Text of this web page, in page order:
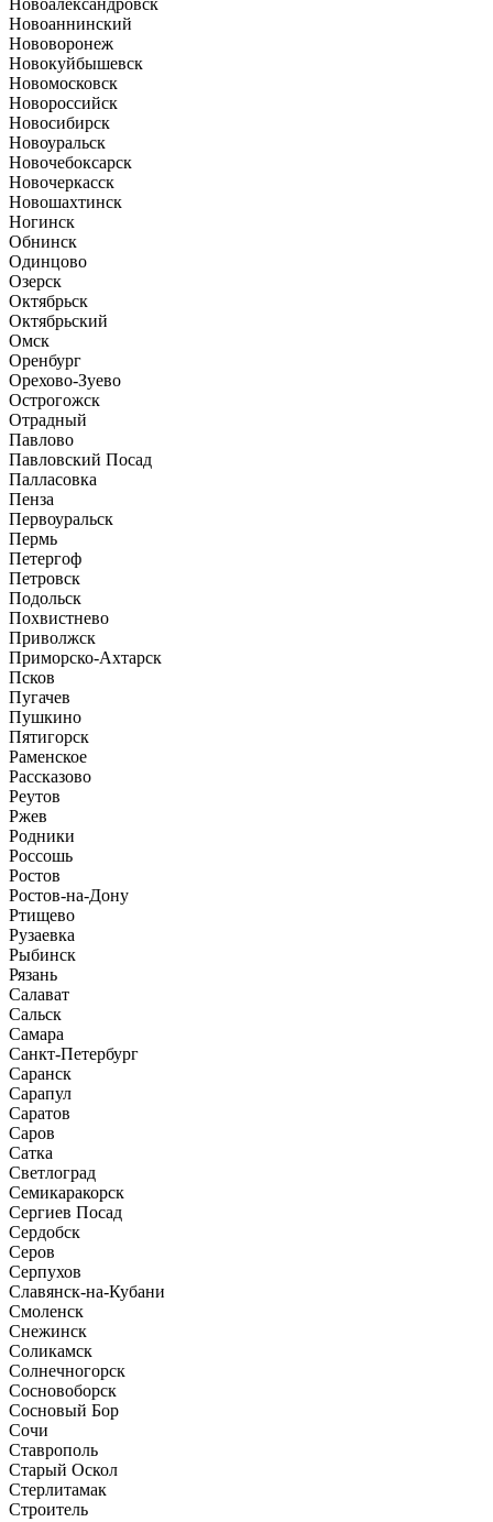
Новоалександровск
Новоаннинский
Нововоронеж
Новокуйбышевск
Новомосковск
Новороссийск
Новосибирск
Новоуральск
Новочебоксарск
Новочеркасск
Новошахтинск
Ногинск
Обнинск
Одинцово
Озерск
Октябрьск
Октябрьский
Омск
Оренбург
Орехово-Зуево
Острогожск
Отрадный
Павлово
Павловский Посад
Палласовка
Пенза
Первоуральск
Пермь
Петергоф
Петровск
Подольск
Похвистнево
Приволжск
Приморско-Ахтарск
Псков
Пугачев
Пушкино
Пятигорск
Раменское
Рассказово
Реутов
Ржев
Родники
Россошь
Ростов
Ростов-на-Дону
Ртищево
Рузаевка
Рыбинск
Рязань
Салават
Сальск
Самара
Санкт-Петербург
Саранск
Сарапул
Саратов
Саров
Сатка
Светлоград
Семикаракорск
Сергиев Посад
Сердобск
Серов
Серпухов
Славянск-на-Кубани
Смоленск
Снежинск
Соликамск
Солнечногорск
Сосновоборск
Сосновый Бор
Сочи
Ставрополь
Старый Оскол
Стерлитамак
Строитель